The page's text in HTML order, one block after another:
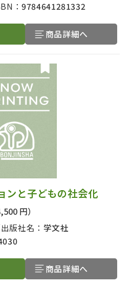
：9784641281332
商品詳細へ
ンと子どもの社会化
円）
出版社名： 学文社
商品詳細へ